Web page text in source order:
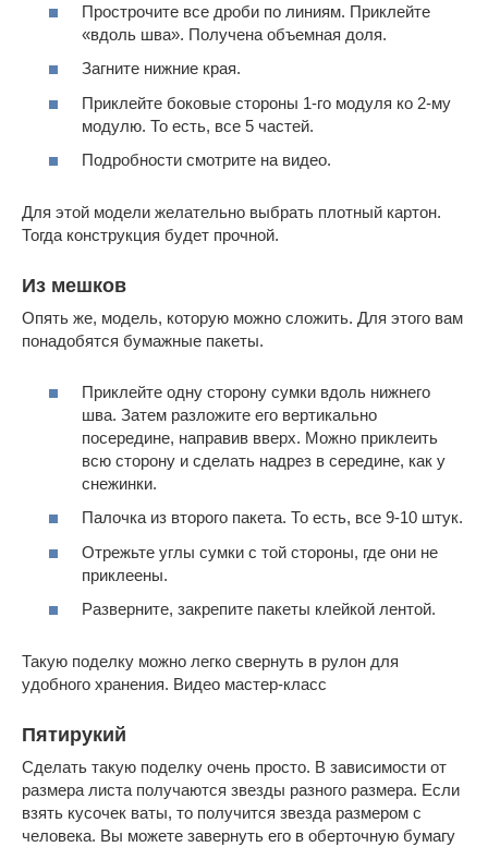
Прострочите все дроби по линиям. Приклейте
«вдоль шва». Получена объемная доля.
Загните нижние края.
Приклейте боковые стороны 1-го модуля ко 2-му
модулю. То есть, все 5 частей.
Подробности смотрите на видео.
Для этой модели желательно выбрать плотный картон.
Тогда конструкция будет прочной.
Из мешков
Опять же, модель, которую можно сложить. Для этого вам
понадобятся бумажные пакеты.
Приклейте одну сторону сумки вдоль нижнего
шва. Затем разложите его вертикально
посередине, направив вверх. Можно приклеить
всю сторону и сделать надрез в середине, как у
снежинки.
Палочка из второго пакета. То есть, все 9-10 штук.
Отрежьте углы сумки с той стороны, где они не
приклеены.
Разверните, закрепите пакеты клейкой лентой.
Такую поделку можно легко свернуть в рулон для
удобного хранения. Видео мастер-класс
Пятирукий
Сделать такую поделку очень просто. В зависимости от
размера листа получаются звезды разного размера. Если
взять кусочек ваты, то получится звезда размером с
человека. Вы можете завернуть его в оберточную бумагу